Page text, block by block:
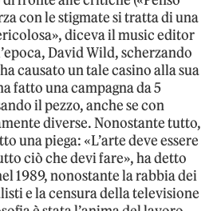
con le stigmate si tratta di una
diceva il music editor
David Wild, scherzando
causato un tale casino alla sua
fatto una campagna da 5
il pezzo, anche se con
diverse. Nonostante tutto,
una piega: «L’arte deve essere
ciò che devi fare», ha detto
1989, nonostante la rabbia dei
e la censura della televisione